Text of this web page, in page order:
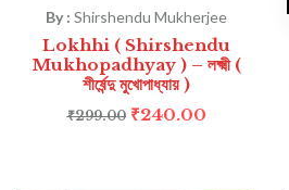
By :Shirshendu Mukherjee
Lokhhi ( Shirshendu
Mukhopadhyay ) – লক্ষ্মী (
শীর্ষেন্দু মুখোপাধ্যায় )
₹299.00 ₹240.00